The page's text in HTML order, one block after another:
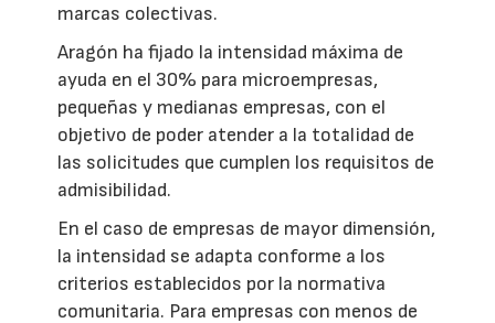
marcas colectivas.
Aragón ha fijado la intensidad máxima de
ayuda en el 30% para microempresas,
pequeñas y medianas empresas, con el
objetivo de poder atender a la totalidad de
las solicitudes que cumplen los requisitos de
admisibilidad.
En el caso de empresas de mayor dimensión,
la intensidad se adapta conforme a los
criterios establecidos por la normativa
comunitaria. Para empresas con menos de